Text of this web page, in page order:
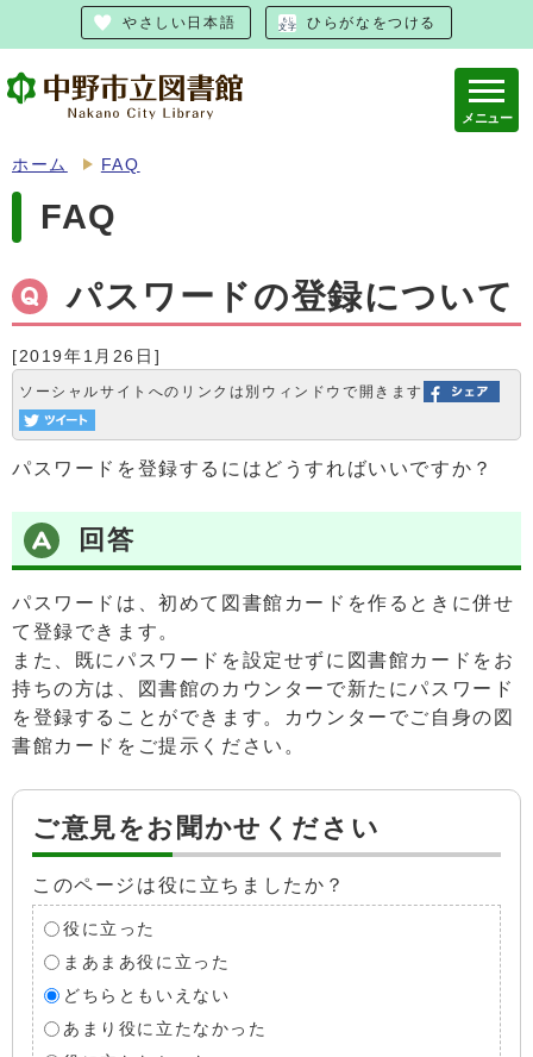
やさしい日本語 ひらがなをつける
メニュー
ホーム FAQ
FAQ
パスワードの登録について
[2019年1月26日]
ソーシャルサイトへのリンクは別ウィンドウで開きます
パスワードを登録するにはどうすればいいですか？
回答
パスワードは、初めて図書館カードを作るときに併せ
て登録できます。
また、既にパスワードを設定せずに図書館カードをお
持ちの方は、図書館のカウンターで新たにパスワード
を登録することができます。カウンターでご自身の図
書館カードをご提示ください。
ご意見をお聞かせください
このページは役に立ちましたか？
役に立った
まあまあ役に立った
どちらともいえない
あまり役に立たなかった